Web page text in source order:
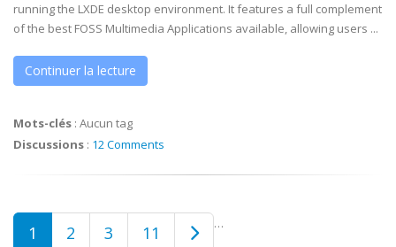
running the LXDE desktop environment. It features a full complement
of the best FOSS Multimedia Applications available, allowing users ...
Continuer la lecture
Mots-clés : Aucun tag
Discussions : 12 Comments
1 2 3 …
11